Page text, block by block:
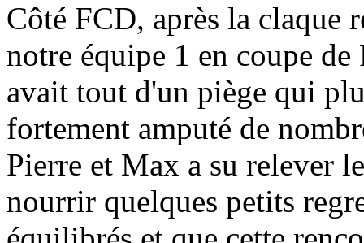
Côté FCD, après la claque
notre équipe 1 en coupe
avait tout d'un piège qui
fortement amputé de
Pierre et Max a su relever
nourrir quelques petits